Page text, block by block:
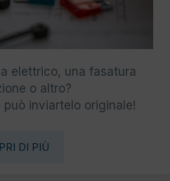
elettrico, una fasatura
o altro?
può inviartelo originale!
DI PIÙ